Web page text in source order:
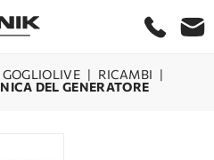
GOGLIOLIVE | RICAMBI |
DEL GENERATORE